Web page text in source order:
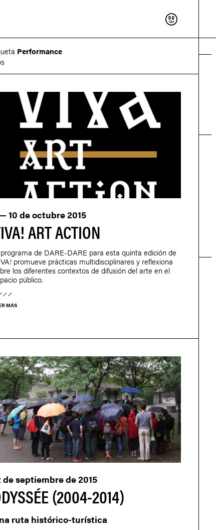
Sostenir
Performance
ART ACTION
10 de octubre 2015
de DARE-DARE para esta quinta edición de
promueve prácticas multidisciplinares y reflexiona
los diferentes contextos de difusión del arte en el
público.
MÁS
(2004-2014)
de septiembre de 2015
ruta histórico-turística